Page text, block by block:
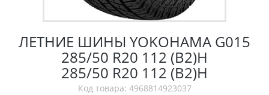
ЛЕТНИЕ ШИНЫ YOKOHAMA G015
285/50 R20 112 (B2)H
285/50 R20 112 (B2)H
Код товара: 4968814923037